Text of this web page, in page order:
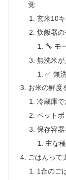
覚
玄米10
炊飯器
🔧 モ
無洗米
✅ 無
お米の鮮度
冷蔵庫
ペット
保存容器
主な
ごはんって
1合のご